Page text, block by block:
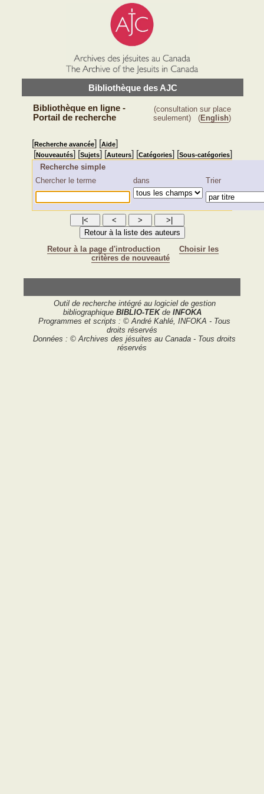
Bibliothèque des AJC
Bibliothèque en ligne -
Portail de recherche
(consultation sur place
seulement) (English)
[Recherche avancée] [Aide]
[Nouveautés] [Sujets] [Auteurs] [Catégories] [Sous-catégories]
Recherche simple
Chercher le terme
dans Trier
Retour à la page d'introduction
Choisir les
critères de nouveauté
Outil de recherche intégré au logiciel de gestion
bibliographique BIBLIO-TEKde INFOKA
Programmes et scripts : © André Kahlé, INFOKA - Tous
droits réservés
Données : © Archives des jésuites au Canada - Tous droits
réservés